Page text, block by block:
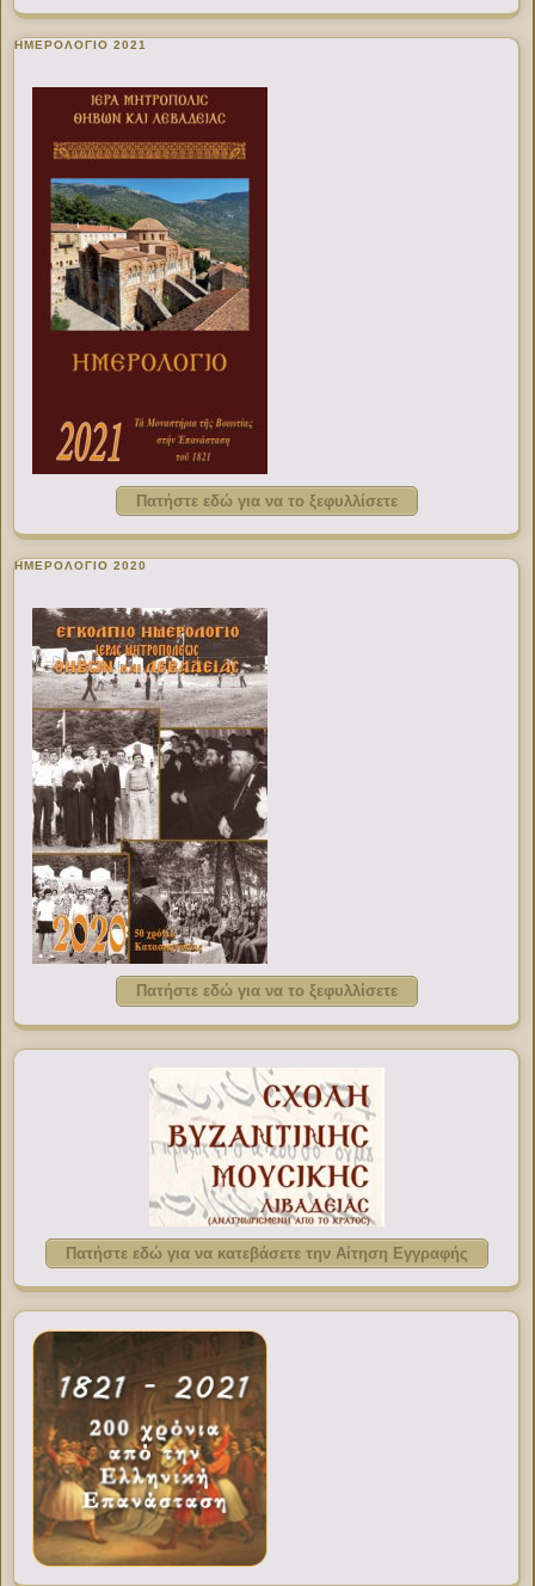
ΗΜΕΡΟΛΟΓΙΟ 2021
Πατήστε εδώ για να το ξεφυλλίσετε
ΗΜΕΡΟΛΟΓΙΟ 2020
Πατήστε εδώ για να το ξεφυλλίσετε
Πατήστε εδώ για να κατεβάσετε την Αίτηση Εγγραφής